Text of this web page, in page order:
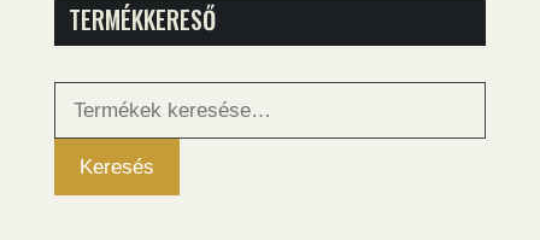
TERMÉKKERESŐ
következőre:
Keresés